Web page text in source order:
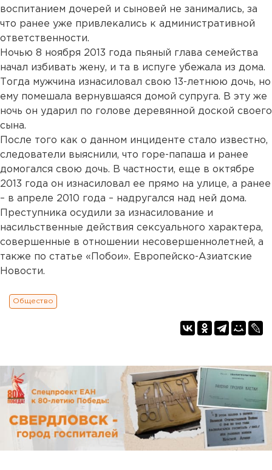
воспитанием дочерей и сыновей не занимались, за
что ранее уже привлекались к административной
ответственности.
Ночью 8 ноября 2013 года пьяный глава семейства
начал избивать жену, и та в испуге убежала из дома.
Тогда мужчина изнасиловал свою 13-летнюю дочь, но
ему помешала вернувшаяся домой супруга. В эту же
ночь он ударил по голове деревянной доской своего
сына.
После того как о данном инциденте стало известно,
следователи выяснили, что горе-папаша и ранее
домогался свою дочь. В частности, еще в октябре
2013 года он изнасиловал ее прямо на улице, а ранее
– в апреле 2010 года – надругался над ней дома.
Преступника осудили за изнасилование и
насильственные действия сексуального характера,
совершенные в отношении несовершеннолетней, а
также по статье «Побои». Европейско-Азиатские
Новости.
Общество